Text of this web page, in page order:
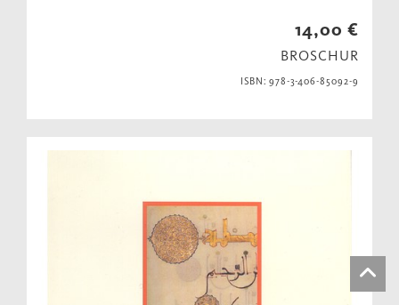
14,00 €
BROSCHUR
ISBN: 978-3-406-85092-9